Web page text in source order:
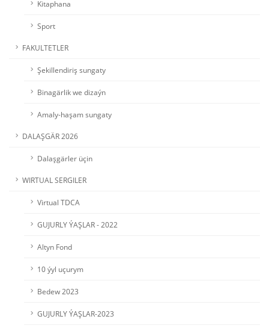
Kitaphana
Sport
FAKULTETLER
Şekillendiriş sungaty
Binagärlik we dizaýn
Amaly-haşam sungaty
DALAŞGÄR 2026
Dalaşgärler üçin
WIRTUAL SERGILER
Virtual TDCA
GUJURLY ÝAŞLAR - 2022
Altyn Fond
10 ýyl uçurym
Bedew 2023
GUJURLY ÝAŞLAR-2023